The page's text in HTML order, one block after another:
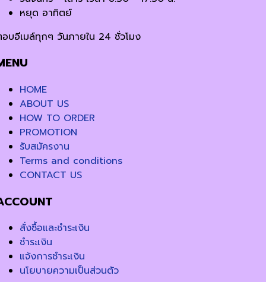
หยุด อาทิตย์
บอีเมล์ทุกๆ วันภายใน 24 ชั่วโมง
HOME
ABOUT US
HOW TO ORDER
PROMOTION
รับสมัครงาน
Terms and conditions
CONTACT US
สั่งซื้อและชำระเงิน
ชำระเงิน
แจ้งการชำระเงิน
นโยบายความเป็นส่วนตัว